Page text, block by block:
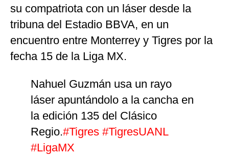
su compatriota con un láser desde la
tribuna del Estadio BBVA, en un
encuentro entre Monterrey y Tigres por la
fecha 15 de la Liga MX.
Nahuel Guzmán usa un rayo
láser apuntándolo a la cancha en
la edición 135 del Clásico
Regio.#Tigres #TigresUANL
#LigaMX